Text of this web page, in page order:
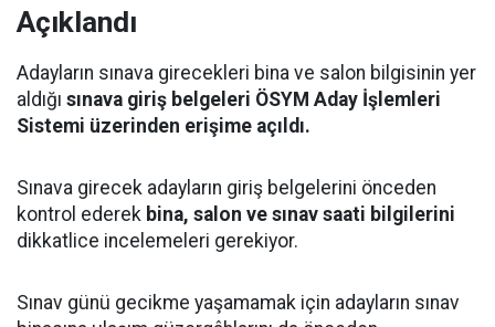
Açıklandı
Adayların sınava girecekleri bina ve salon bilgisinin yer
aldığı sınava giriş belgeleri ÖSYM Aday İşlemleri
Sistemi üzerinden erişime açıldı.
Sınava girecek adayların giriş belgelerini önceden
kontrol ederek bina, salon ve sınav saati bilgilerini
dikkatlice incelemeleri gerekiyor.
Sınav günü gecikme yaşamamak için adayların sınav